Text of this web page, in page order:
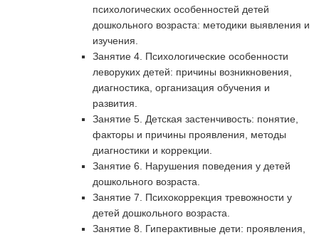
психологических особенностей детей
дошкольного возраста: методики выявления и
изучения.
Занятие 4. Психологические особенности
леворуких детей: причины возникновения,
диагностика, организация обучения и
развития.
Занятие 5. Детская застенчивость: понятие,
факторы и причины проявления, методы
диагностики и коррекции.
Занятие 6. Нарушения поведения у детей
дошкольного возраста.
Занятие 7. Психокоррекция тревожности у
детей дошкольного возраста.
Занятие 8. Гиперактивные дети: проявления,